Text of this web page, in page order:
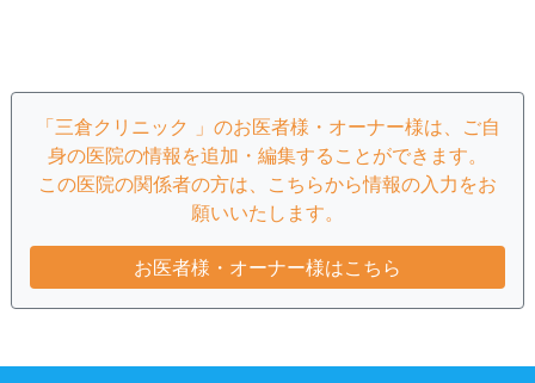
「三倉クリニック 」のお医者様・オーナー様は、ご自
身の医院の情報を追加・編集することができます。
この医院の関係者の方は、こちらから情報の入力をお
願いいたします。
お医者様・オーナー様はこちら